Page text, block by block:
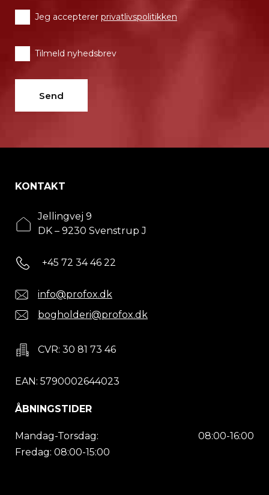
Jeg accepterer privatlivspolitikken
Tilmeld nyhedsbrev
KONTAKT
Jellingvej 9
DK – 9230 Svenstrup J
+45 72 34 46 22
info@profox.dk
bogholderi@profox.dk
CVR: 30 81 73 46
EAN: 5790002644023
ÅBNINGSTIDER
Mandag-Torsdag:
08:00-16:00
Fredag: 08:00-15:00